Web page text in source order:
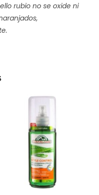
rubio no se oxide ni